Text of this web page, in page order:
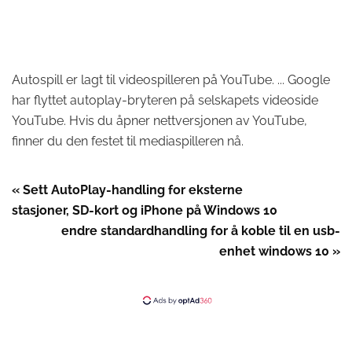
Autospill er lagt til videospilleren på YouTube. ... Google
har flyttet autoplay-bryteren på selskapets videoside
YouTube. Hvis du åpner nettversjonen av YouTube,
finner du den festet til mediaspilleren nå.
« Sett AutoPlay-handling for eksterne
stasjoner, SD-kort og iPhone på Windows 10
endre standardhandling for å koble til en usb-
enhet windows 10 »